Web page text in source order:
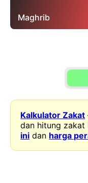
Maghrib
Kalkulator Zakat
dan hitung zakat
ini dan harga